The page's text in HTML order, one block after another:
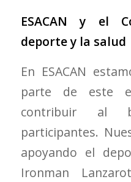
ESACAN y el
deporte y la salud
En ESACAN
parte de este
contribuir al
participantes.
apoyando el
Ironman